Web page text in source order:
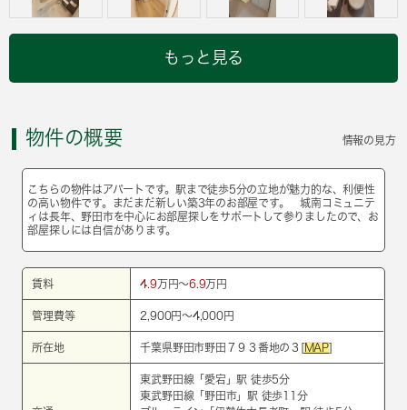
もっと見る
物件の概要 情報の見方
こちらの物件はアパートです。駅まで徒歩5分の立地が魅力的な、利便性
の高い物件です。まだまだ新しい築3年のお部屋です。 城南コミュニテ
ィは長年、野田市を中心にお部屋探しをサポートして参りましたので、お
部屋探しには自信があります。
賃料 4.9 万円～6.9万円
管理費等 2,900円～4,000円
所在地 千葉県野田市野田７９３番地の３[ MAP]
東武野田線 「 愛宕」駅 徒歩5分
東武野田線 「 野田市」駅 徒歩11分